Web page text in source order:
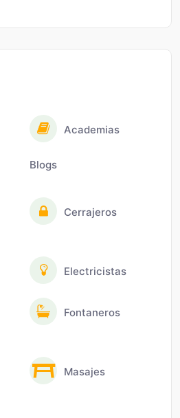
Academias
Blogs
Cerrajeros
Electricistas
Fontaneros
Masajes